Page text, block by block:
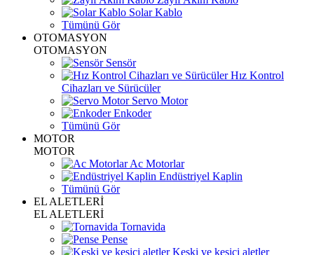
Solar Kablo
Tümünü Gör
OTOMASYON
OTOMASYON
Sensör
Hız Kontrol
Cihazları ve Sürücüler
Servo Motor
Enkoder
Tümünü Gör
MOTOR
MOTOR
Ac Motorlar
Endüstriyel Kaplin
Tümünü Gör
EL ALETLERİ
EL ALETLERİ
Tornavida
Pense
Keski ve kesici aletler